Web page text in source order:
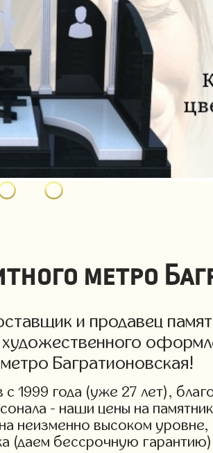
метро
и продавец
Багратионовская!
года (уже 27 лет),
- наши цены на
неизменно высоком
(даем бессрочную